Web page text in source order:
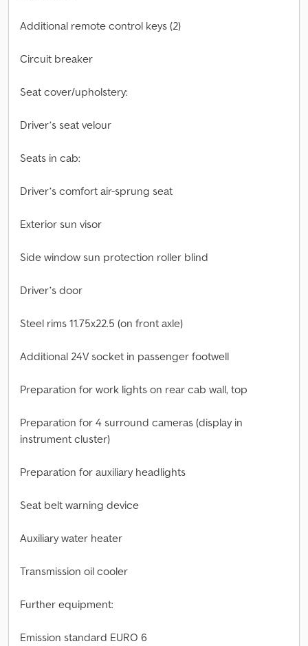
Additional remote control keys (2)
Circuit breaker
Seat cover/upholstery:
Driver’s seat velour
Seats in cab:
Driver’s comfort air-sprung seat
Exterior sun visor
Side window sun protection roller blind
Driver’s door
Steel rims 11.75x22.5 (on front axle)
Additional 24V socket in passenger footwell
Preparation for work lights on rear cab wall, top
Preparation for 4 surround cameras (display in
instrument cluster)
Preparation for auxiliary headlights
Seat belt warning device
Auxiliary water heater
Transmission oil cooler
Further equipment:
Emission standard EURO 6